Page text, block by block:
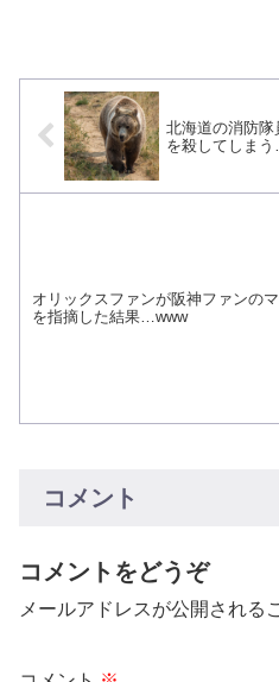
北海道の消防
を殺してしまう
オリックスファンが阪神ファンの
を指摘した結果…www
コメント
コメントをどうぞ
メールアドレスが公開される